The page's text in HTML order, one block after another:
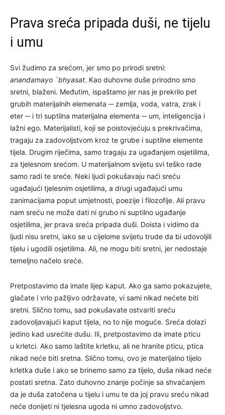
Prava sreća pripada duši, ne tijelu
i umu
Svi žudimo za srećom, jer smo po prirodi sretni:
anandamayo `bhyasat. Kao duhovne duše prirodno smo
sretni, blaženi. Međutim, ispaštamo jer nas je prekrilo pet
grubih materijalnih elemenata ─ zemlja, voda, vatra, zrak i
eter ─ i tri suptilna materijalna elementa ─ um, inteligencija i
lažni ego. Materijalisti, koji se poistovjećuju s prekrivačima,
tragaju za zadovoljstvom kroz te grube i suptilne elemente
tijela. Drugim riječima, samo tragaju za ugađanjem osjetilima,
za tjelesnom srećom. U materijalnom svijetu svi teško rade
samo radi te sreće. Neki ljudi pokušavaju naći sreću
ugađajući tjelesnim osjetilima, a drugi ugađajući umu
zanimacijama poput umjetnosti, poezije i filozofije. Ali pravu
nam sreću ne može dati ni grubo ni suptilno ugađanje
osjetilima, jer prava sreća pripada duši. Doista i vidimo da
ljudi nisu sretni, iako se u cijelome svijetu trude da bi udovoljili
tijelu i ugodili osjetilima. Ali, ne mogu biti sretni, jer nedostaje
temeljno načelo sreće.
Pretpostavimo da imate lijep kaput. Ako ga samo pokazujete,
glačate i vrlo pažljivo održavate, vi sami nikad nećete biti
sretni. Slično tomu, sad pokušavate ostvariti sreću
zadovoljavajući kaput tijela, no to nije moguće. Sreća dolazi
jedino kad usrećite dušu. Ili, pretpostavimo da imate pticu
u krletci. Ako samo laštite krletku, ali ne hranite pticu, ptica
nikad neće biti sretna. Slično tomu, ovo je materijalno tijelo
krletka duše i ako se brinemo samo za tijelo, duša nikad neće
postati sretna. Zato duhovno znanje počinje sa shvaćanjem
da je duša zatočena u tijelu i umu te da joj pravu sreću nikad
neće donijeti ni tjelesna ugoda ni umno zadovoljstvo.